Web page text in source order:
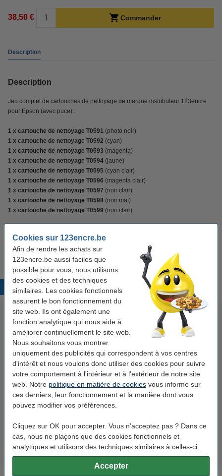
Cookies sur 123encre.be
Afin de rendre les achats sur
123encre.be aussi faciles que
possible pour vous, nous utilisons
des cookies et des techniques
similaires. Les cookies fonctionnels
assurent le bon fonctionnement du
site web. Ils ont également une
fonction analytique qui nous aide à
améliorer continuellement le site web.
Nous souhaitons vous montrer
uniquement des publicités qui correspondent à vos centres
d'intérêt et nous voulons donc utiliser des cookies pour suivre
votre comportement à l'intérieur et à l'extérieur de notre site
web. Notre politique en matière de cookies vous informe sur
ces derniers, leur fonctionnement et la manière dont vous
pouvez modifier vos préférences.
Cliquez sur OK pour accepter. Vous n’acceptez pas ? Dans ce
cas, nous ne plaçons que des cookies fonctionnels et
analytiques et utilisons des techniques similaires à celles-ci.
Accepter
38,50 € Commander
Description
Description
Jeu complet de cartouches de nettoyage de marque distributeur 123encre
pour Epson (avec puce) :
1 x cartouche de nettoyage T0591 (photo noir)
1 x cartouche de nettoyage T0592 (cyan)
1 x cartouche de nettoyage T0593 (magenta)
1 x cartouche de nettoyage T0594 (jaune)
1 x cartouche de nettoyage T0595 (cyan clair)
1 x cartouche de nettoyage T0596 (magenta clair)
1 x cartouche de nettoyage T0597 (noir clair)
1 x cartouche de nettoyage T0598 (noir mat)
1 x cartouche de nettoyage T0599 (noir clair)
Mode d'emploi de la cartouche de nettoyage
Produits populaires
Offre Epson série T059 (marque
123encre) - 4 types de noir + 5
couleurs
Epson T0592 cartouche d'encre
(d'origine) - cyan